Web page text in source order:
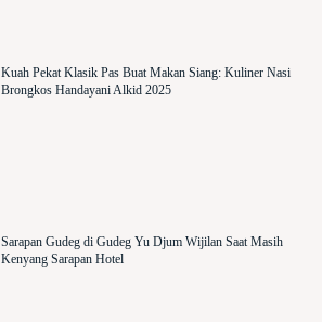
Kuah Pekat Klasik Pas Buat Makan Siang: Kuliner Nasi
Brongkos Handayani Alkid 2025
Sarapan Gudeg di Gudeg Yu Djum Wijilan Saat Masih
Kenyang Sarapan Hotel